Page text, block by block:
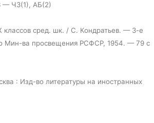
— ЧЗ(1), АБ(2)
классов сред. шк. / С. Кондратьев. — 3-е
Мин-ва просвещения РСФСР, 1954. — 79 с
: Изд-во литературы на иностранных